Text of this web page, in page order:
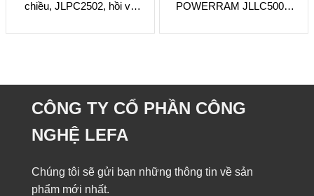
chiều, JLPC2502, hồi về
POWERRAM JLLC5006,
trình
CÔNG TY CỔ PHẦN CÔNG
NGHỆ LEFA
Chúng tôi sẽ gửi bạn những thông tin về sản
phẩm mới nhất.